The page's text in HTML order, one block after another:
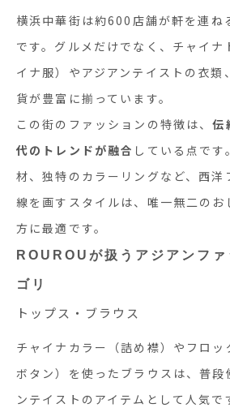
横浜中華街は約600店舗が軒を連ね
です。グルメだけでなく、チャイナ
イナ服）やアジアンテイストの衣類
貨が豊富に揃っています。
この街のファッションの特徴は、伝
代のトレンドが融合 している点です
材、独特のカラーリングなど、西洋
線を画すスタイルは、唯一無二のお
方に最適です。
ROUROUが扱うアジアンファ
ゴリ
トップス・ブラウス
チャイナカラー（詰め襟）やフロッ
ボタン）を使ったブラウスは、普段
ンテイストのアイテムとして人気で